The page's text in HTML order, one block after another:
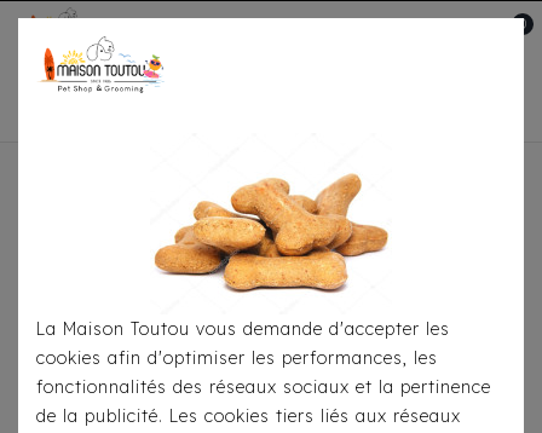
0
Pour Les Balades Harnais
Jacket Milk&Pepper - Alma Rose/Fuschia
La Maison Toutou vous demande d'accepter les
cookies afin d'optimiser les performances, les
fonctionnalités des réseaux sociaux et la pertinence
de la publicité. Les cookies tiers liés aux réseaux